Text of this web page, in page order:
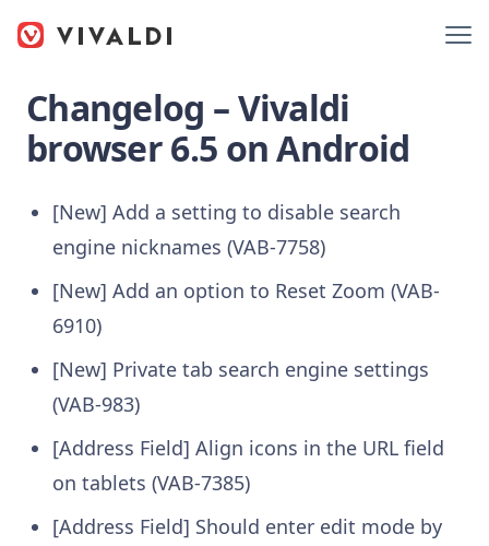
Changelog – Vivaldi
browser 6.5 on Android
[New] Add a setting to disable search
engine nicknames (VAB-7758)
[New] Add an option to Reset Zoom (VAB-
6910)
[New] Private tab search engine settings
(VAB-983)
[Address Field] Align icons in the URL field
on tablets (VAB-7385)
[Address Field] Should enter edit mode by